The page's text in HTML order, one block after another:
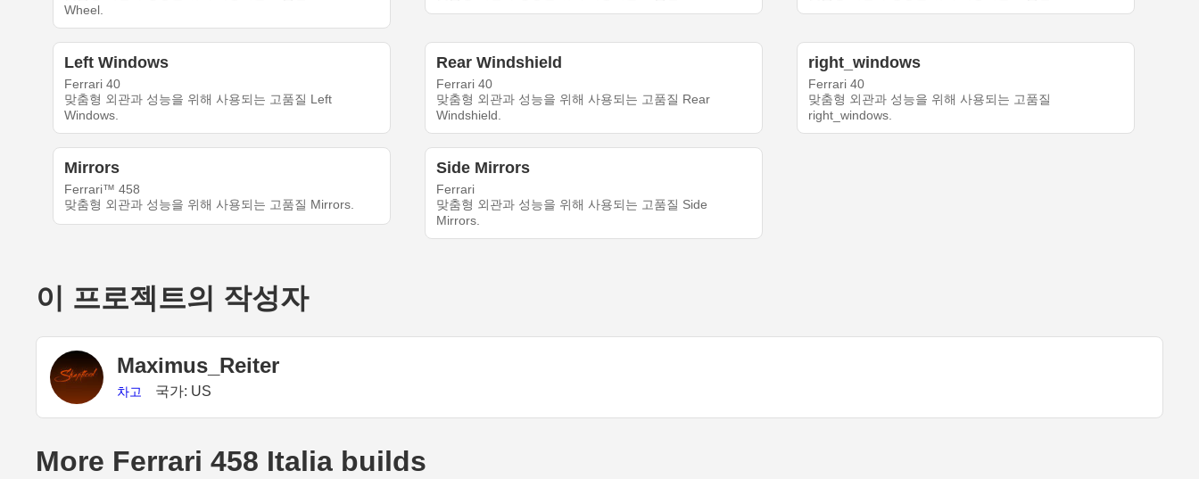
Wheel.
Left Windows
Ferrari 40
맞춤형 외관과 성능을 위해 사용되는 고품질 Left
Windows.
Rear Windshield
Ferrari 40
맞춤형 외관과 성능을 위해 사용되는 고품질 Rear
Windshield.
right_windows
Ferrari 40
맞춤형 외관과 성능을 위해 사용되는 고품질
right_windows.
Mirrors
Ferrari™ 458
맞춤형 외관과 성능을 위해 사용되는 고품질 Mirrors.
Side Mirrors
Ferrari
맞춤형 외관과 성능을 위해 사용되는 고품질 Side
Mirrors.
이 프로젝트의 작성자
Maximus_Reiter
차고 국가: US
More Ferrari 458 Italia builds